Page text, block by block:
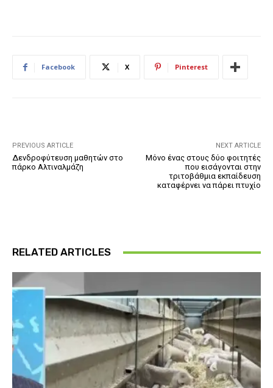
Facebook X Pinterest
PREVIOUS ARTICLE
Δενδροφύτευση μαθητών στο
πάρκο Αλτιναλμάζη
NEXT ARTICLE
Μόνο ένας στους δύο φοιτητές
που εισάγονται στην
τριτοβάθμια εκπαίδευση
καταφέρνει να πάρει πτυχίο
RELATED ARTICLES